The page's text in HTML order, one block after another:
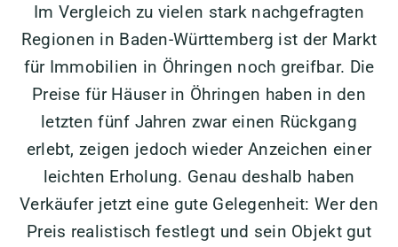
Im Vergleich zu vielen stark nachgefragten
Regionen in Baden-Württemberg ist der Markt
für Immobilien in Öhringen noch greifbar. Die
Preise für Häuser in Öhringen haben in den
letzten fünf Jahren zwar einen Rückgang
erlebt, zeigen jedoch wieder Anzeichen einer
leichten Erholung. Genau deshalb haben
Verkäufer jetzt eine gute Gelegenheit: Wer den
Preis realistisch festlegt und sein Objekt gut